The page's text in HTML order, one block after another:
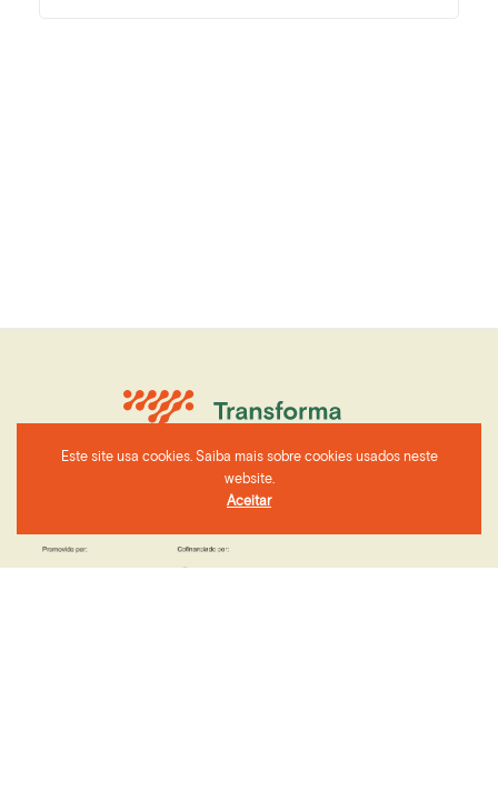
Este site usa cookies. Saiba mais sobre cookies usados neste
website.
Aceitar